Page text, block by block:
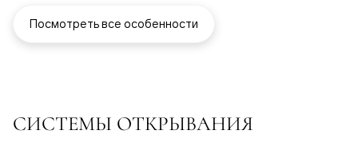
Посмотреть все особенности
СИСТЕМЫ ОТКРЫВАНИЯ